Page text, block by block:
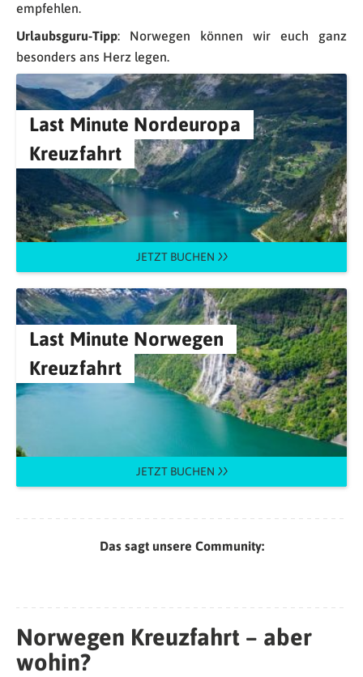
empfehlen.
Urlaubsguru-Tipp: Norwegen können wir euch ganz
besonders ans Herz legen.
Last Minute Nordeuropa
Kreuzfahrt
JETZT BUCHEN
Last Minute Norwegen
Kreuzfahrt
JETZT BUCHEN
Das sagt unsere Community:
Norwegen Kreuzfahrt – aber
wohin?